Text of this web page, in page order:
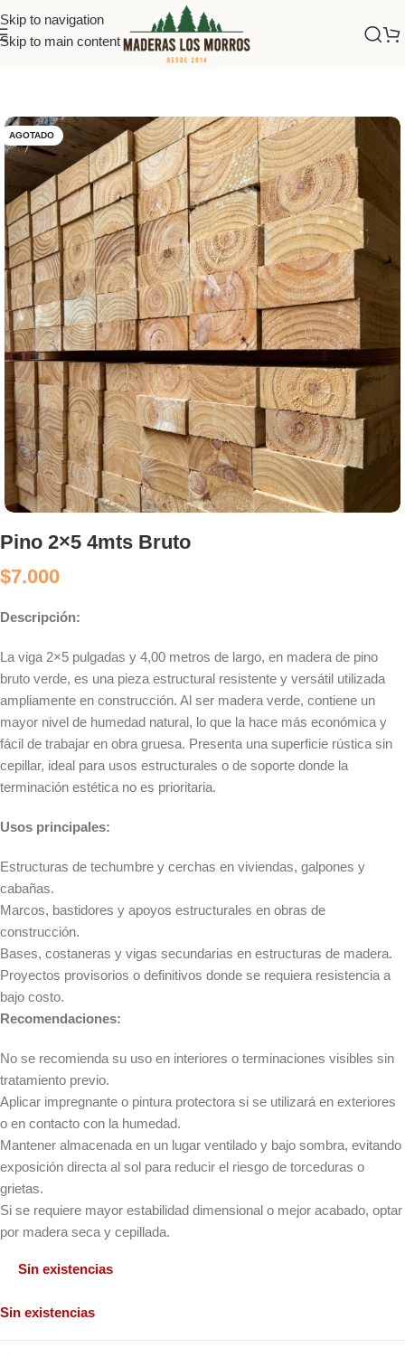
Skip to navigation
Skip to main content
AGOTADO
Pino 2×5 4mts Bruto
$7.000
Descripción:
La viga 2×5 pulgadas y 4,00 metros de largo, en madera de pino
bruto verde, es una pieza estructural resistente y versátil utilizada
ampliamente en construcción. Al ser madera verde, contiene un
mayor nivel de humedad natural, lo que la hace más económica y
fácil de trabajar en obra gruesa. Presenta una superficie rústica sin
cepillar, ideal para usos estructurales o de soporte donde la
terminación estética no es prioritaria.
Usos principales:
Estructuras de techumbre y cerchas en viviendas, galpones y
cabañas.
Marcos, bastidores y apoyos estructurales en obras de
construcción.
Bases, costaneras y vigas secundarias en estructuras de madera.
Proyectos provisorios o definitivos donde se requiera resistencia a
bajo costo.
Recomendaciones:
No se recomienda su uso en interiores o terminaciones visibles sin
tratamiento previo.
Aplicar impregnante o pintura protectora si se utilizará en exteriores
o en contacto con la humedad.
Mantener almacenada en un lugar ventilado y bajo sombra, evitando
exposición directa al sol para reducir el riesgo de torceduras o
grietas.
Si se requiere mayor estabilidad dimensional o mejor acabado, optar
por madera seca y cepillada.
Sin existencias
Sin existencias